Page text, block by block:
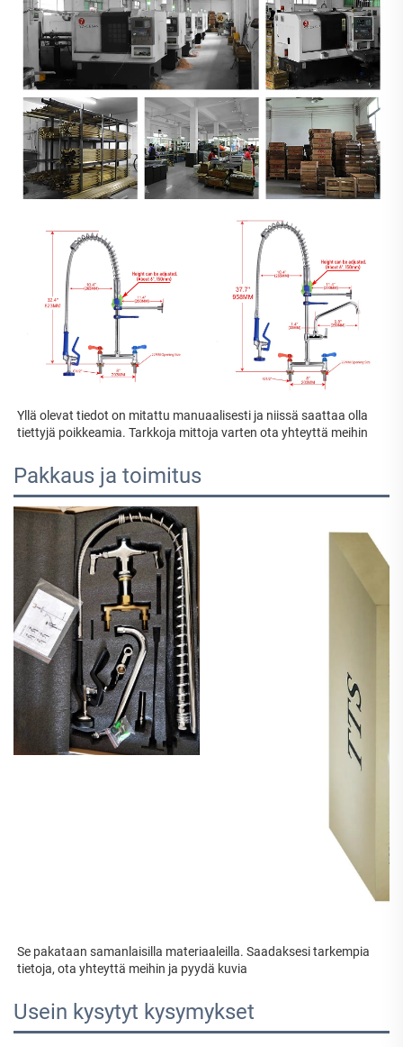
Yllä olevat tiedot on mitattu manuaalisesti ja niissä saattaa olla
tiettyjä poikkeamia. Tarkkoja mittoja varten ota yhteyttä meihin
Pakkaus ja toimitus
Se pakataan samanlaisilla materiaaleilla. Saadaksesi tarkempia
tietoja, ota yhteyttä meihin ja pyydä kuvia
Usein kysytyt kysymykset